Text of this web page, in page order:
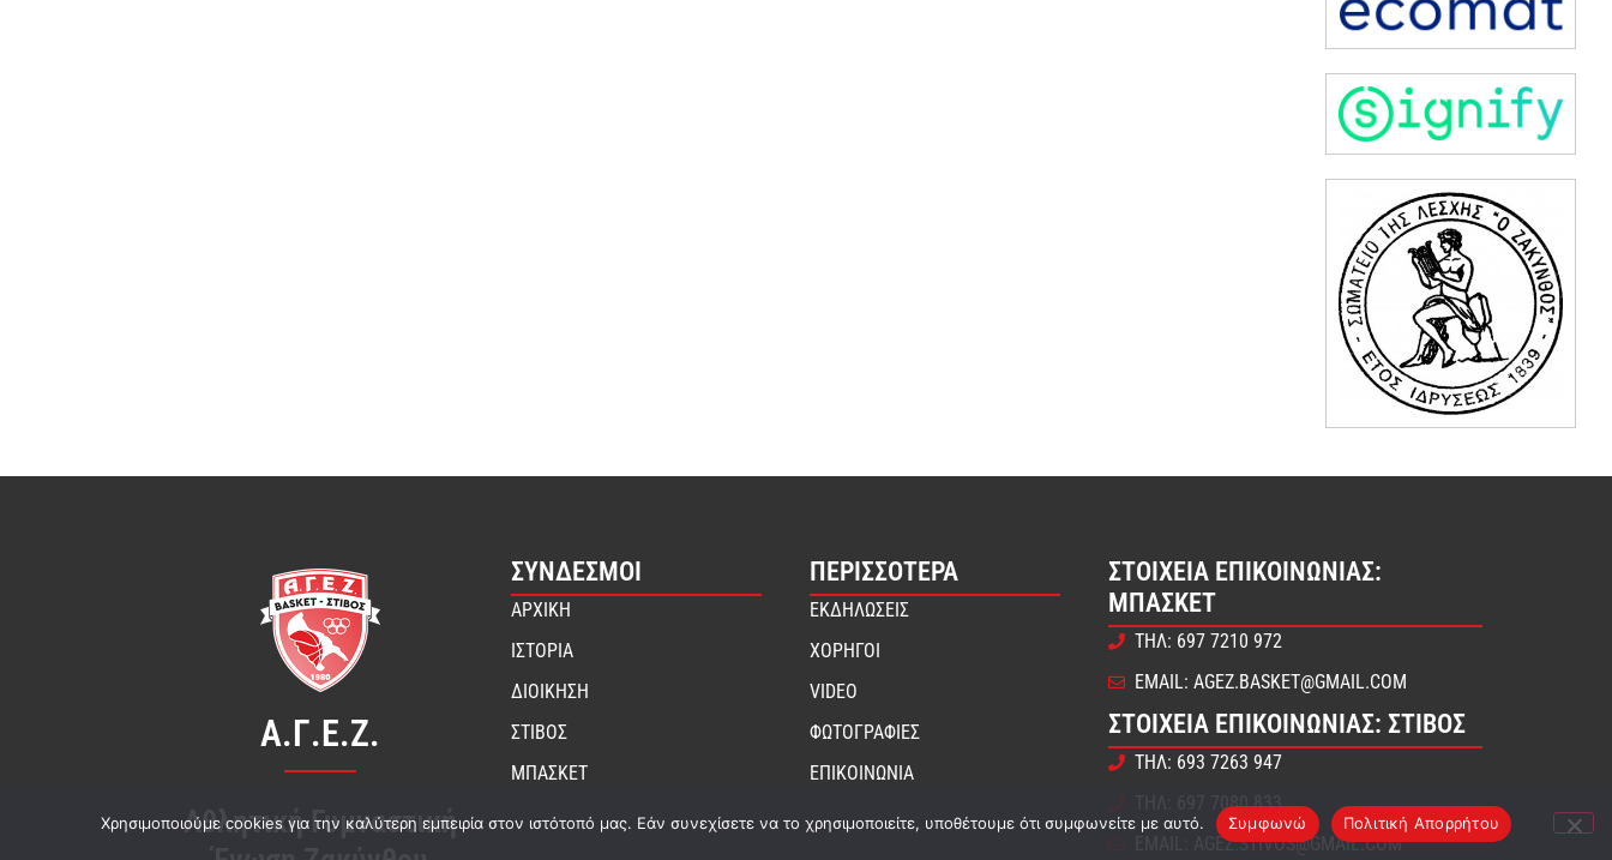
Α.Γ.Ε.Ζ.
Αθλητική Γυμναστική
ΣΎΝΔΕΣΜΟΙ
ΑΡΧΙΚΗ
ΙΣΤΟΡΙΑ
ΔΙΟΙΚΗΣΗ
ΣΤΙΒΟΣ
ΜΠΑΣΚΕΤ
ΠΕΡΙΣΣΟΤΕΡΑ
ΕΚΔΗΛΩΣΕΙΣ
ΧΟΡΗΓΟΙ
VIDEO
ΦΩΤΟΓΡΑΦΙΕΣ
ΕΠΙΚΟΙΝΩΝΙΑ
ΣΤΟΙΧΕΊΑ ΕΠΙΚΟΙΝΩΝΊΑΣ:
ΜΠΆΣΚΕΤ
ΤΗΛ: 697 7210 972
EMAIL: AGEZ.BASKET@GMAIL.COM
ΣΤΟΙΧΕΊΑ ΕΠΙΚΟΙΝΩΝΊΑΣ: ΣΤΊΒΟΣ
ΤΗΛ: 693 7263 947
ΤΗΛ: 697 7080 833
EMAIL: AGEZ.STIVOS@GMAIL.COM
Χρησιμοποιούμε cookies για την καλύτερη εμπειρία στον ιστότοπό μας. Εάν συνεχίσετε να το χρησιμοποιείτε, υποθέτουμε ότι συμφωνείτε με αυτό. Συμφωνώ Πολιτική Απορρήτου